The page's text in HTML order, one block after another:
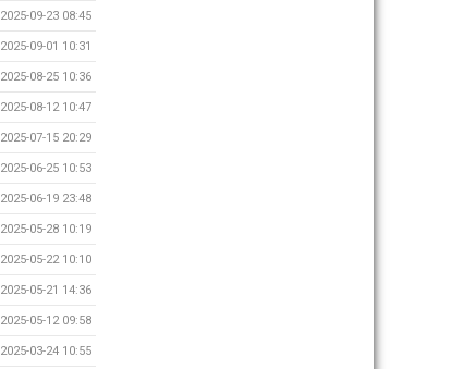
2025-09-23 08:45
2025-09-01 10:31
2025-08-25 10:36
2025-08-12 10:47
2025-07-15 20:29
2025-06-25 10:53
2025-06-19 23:48
2025-05-28 10:19
2025-05-22 10:10
2025-05-21 14:36
2025-05-12 09:58
2025-03-24 10:55